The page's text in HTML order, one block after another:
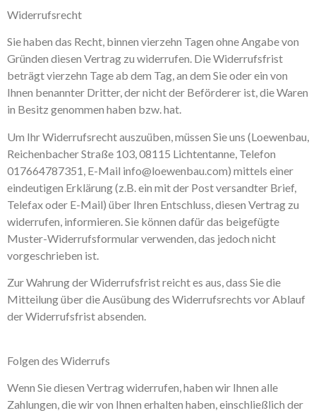
Widerrufsrecht
Sie haben das Recht, binnen vierzehn Tagen ohne Angabe von
Gründen diesen Vertrag zu widerrufen. Die Widerrufsfrist
beträgt vierzehn Tage ab dem Tag, an dem Sie oder ein von
Ihnen benannter Dritter, der nicht der Beförderer ist, die Waren
in Besitz genommen haben bzw. hat.
Um Ihr Widerrufsrecht auszuüben, müssen Sie uns (Loewenbau,
Reichenbacher Straße 103, 08115 Lichtentanne, Telefon
017664787351, E-Mail info@loewenbau.com) mittels einer
eindeutigen Erklärung (z.B. ein mit der Post versandter Brief,
Telefax oder E-Mail) über Ihren Entschluss, diesen Vertrag zu
widerrufen, informieren. Sie können dafür das beigefügte
Muster-Widerrufsformular verwenden, das jedoch nicht
vorgeschrieben ist.
Zur Wahrung der Widerrufsfrist reicht es aus, dass Sie die
Mitteilung über die Ausübung des Widerrufsrechts vor Ablauf
der Widerrufsfrist absenden.
Folgen des Widerrufs
Wenn Sie diesen Vertrag widerrufen, haben wir Ihnen alle
Zahlungen, die wir von Ihnen erhalten haben, einschließlich der